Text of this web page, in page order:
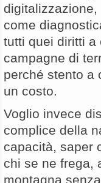
come
tutti quei diritti a
campagne di
perché stento a
un costo.
Voglio invece
complice della
capacità, saper
chi se ne frega,
montagna